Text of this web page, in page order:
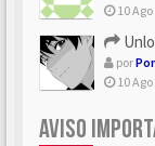
10 Ago
por
10 Ago
AVISO